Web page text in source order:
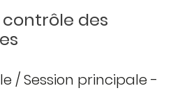
des
/ Session principale -